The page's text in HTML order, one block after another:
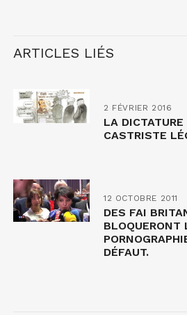
ARTICLES LIÉS
2 FÉVRIER 2016
LA DICTATURE
CASTRISTE
12 OCTOBRE 2011
DES FAI
BLOQUERONT
DÉFAUT.